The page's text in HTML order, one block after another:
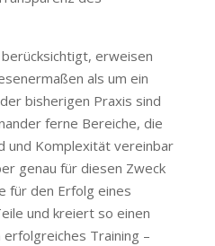
erweisen
als um ein
bisherigen Praxis sind
ferne Bereiche, die
und Komplexität vereinbar
genau für diesen Zweck
für den Erfolg eines
und kreiert so einen
erfolgreiches Training –